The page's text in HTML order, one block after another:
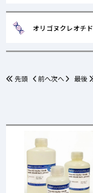
オリゴヌクレオチド
先頭 前へ次へ 最後